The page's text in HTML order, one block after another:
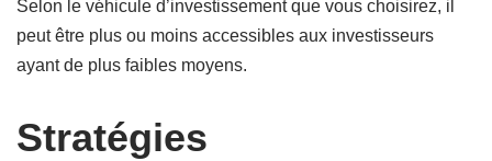
Selon le véhicule d’investissement que vous choisirez, il
peut être plus ou moins accessibles aux investisseurs
ayant de plus faibles moyens.
Stratégies